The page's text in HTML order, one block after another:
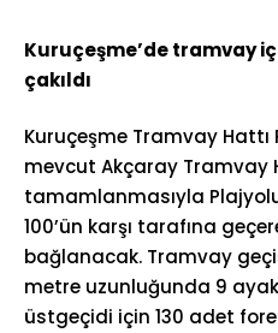
Kuruçeşme’de tramvay
çakıldı
Kuruçeşme Tramvay Hattı
mevcut Akçaray Tramvay
tamamlanmasıyla
100’ün karşı tarafına
bağlanacak. Tramvay
metre uzunluğunda 9
üstgeçidi için 130 adet fore